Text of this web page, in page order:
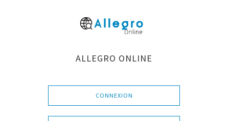
ALLEGRO ONLINE
CONNEXION